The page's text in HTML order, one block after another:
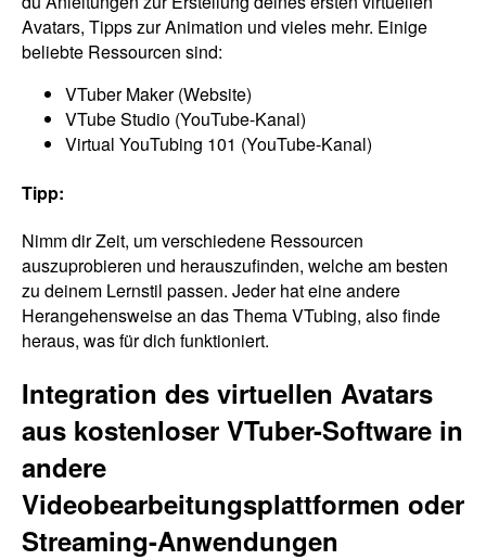
Avatars, Tipps zur Animation und vieles mehr. Einige
beliebte Ressourcen sind:
VTuber Maker (Website)
VTube Studio (YouTube-Kanal)
Virtual YouTubing 101 (YouTube-Kanal)
Tipp:
Nimm dir Zeit, um verschiedene Ressourcen
auszuprobieren und herauszufinden, welche am besten
zu deinem Lernstil passen. Jeder hat eine andere
Herangehensweise an das Thema VTubing, also finde
heraus, was für dich funktioniert.
Integration des virtuellen Avatars
aus kostenloser VTuber-Software in
andere
Videobearbeitungsplattformen oder
Streaming-Anwendungen